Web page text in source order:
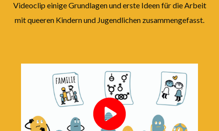
Videoclip einige Grundlagen und erste Ideen für die Arbeit
mit queeren Kindern und Jugendlichen zusammengefasst.